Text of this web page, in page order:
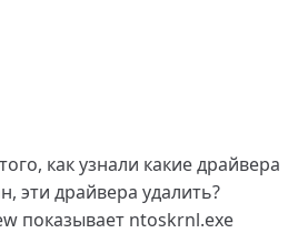
как узнали какие драйвера
эти драйвера удалить?
показывает ntoskrnl.exe